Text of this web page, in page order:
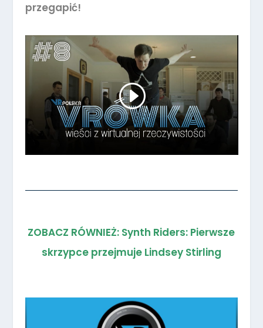
przegapić!
ZOBACZ RÓWNIEŻ: Synth Riders: Pierwsze
skrzypce przejmuje Lindsey Stirling